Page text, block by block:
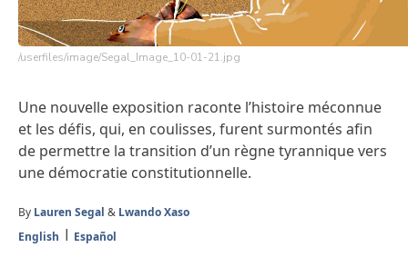
/userfiles/image/Segal_Image_10-01-21.jpg
Une nouvelle exposition raconte l’histoire méconnue
et les défis, qui, en coulisses, furent surmontés afin
de permettre la transition d’un règne tyrannique vers
une démocratie constitutionnelle.
By Lauren Segal & Lwando Xaso
English
Español